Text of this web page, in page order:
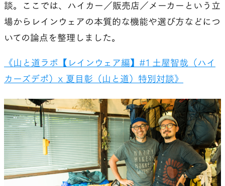
談。ここでは、ハイカー／販売店／メーカーという立
場からレインウェアの本質的な機能や選び方などにつ
いての論点を整理しました。
《山と道ラボ【レインウェア編】#1 土屋智哉（ハイ
カーズデポ）x 夏目彰（山と道）特別対談》